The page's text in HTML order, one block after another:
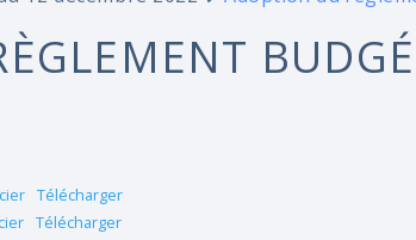
Télécharger
Télécharger